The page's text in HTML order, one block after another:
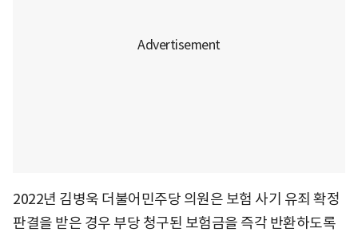
2022년 김병욱 더불어민주당 의원은 보험 사기 유죄 확정
판결을 받은 경우 부당 청구된 보험금을 즉각 반환하도록